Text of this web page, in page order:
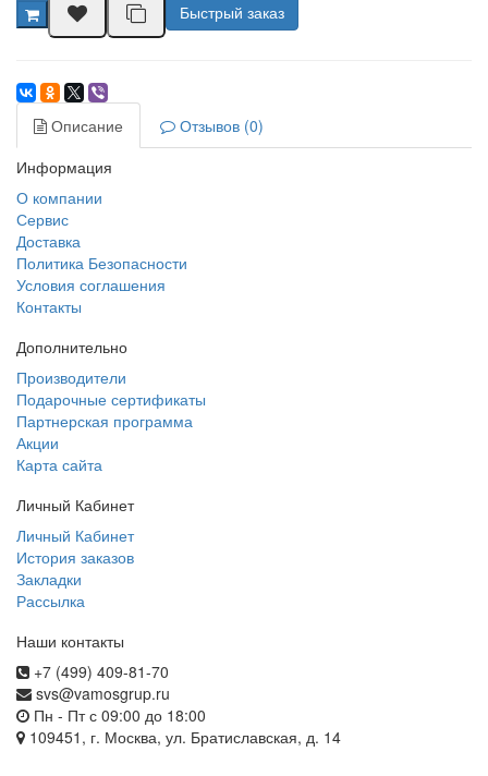
Быстрый заказ
Описание
Отзывов (0)
Информация
О компании
Сервис
Доставка
Политика Безопасности
Условия соглашения
Контакты
Дополнительно
Производители
Подарочные сертификаты
Партнерская программа
Акции
Карта сайта
Личный Кабинет
Личный Кабинет
История заказов
Закладки
Рассылка
Наши контакты
+7 (499) 409-81-70
svs@vamosgrup.ru
Пн - Пт с 09:00 до 18:00
109451, г. Москва, ул. Братиславская, д. 14